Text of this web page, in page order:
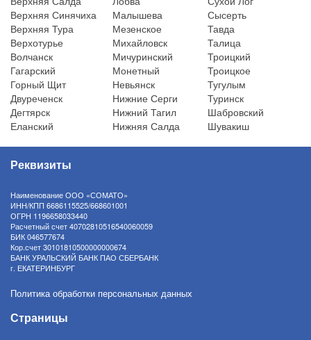
Верхняя Синячиха
Малышева
Сысерть
Верхняя Тура
Мезенское
Тавда
Верхотурье
Михайловск
Талица
Волчанск
Мичуринский
Троицкий
Гагарский
Монетный
Троицкое
Горный Щит
Невьянск
Тугулым
Двуреченск
Нижние Серги
Туринск
Дегтярск
Нижний Тагил
Шабровский
Еланский
Нижняя Салда Шувакиш
Реквизиты
Наименование ООО «СОМАТО»
ИНН/КПП 6686115525/668601001
ОГРН 1196658033440
Расчетный счет 40702810516540060059
БИК 046577674
Кор.счет 30101810500000000674
БАНК УРАЛЬСКИЙ БАНК ПАО СБЕРБАНК
г. ЕКАТЕРИНБУРГ
Политика обработки персональных данных
Страницы